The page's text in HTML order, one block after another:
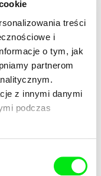
treści
i
o tym, jak
partnerom
z innymi danymi
podczas
the Crows
Weber